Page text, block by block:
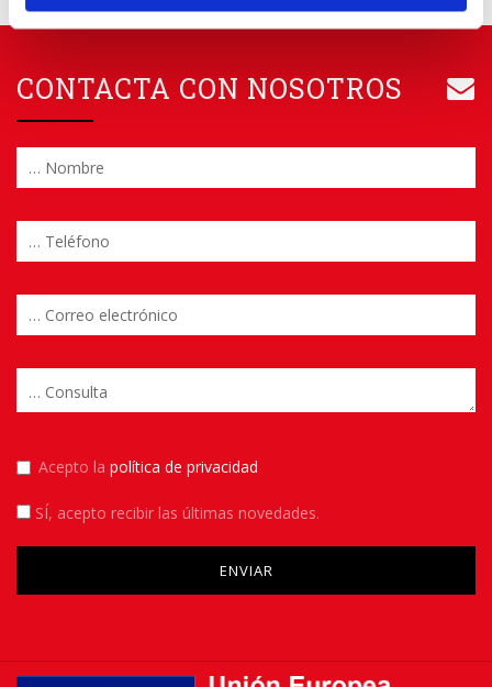
CONTACTA CON NOSOTROS
Acepto la política de privacidad
SÍ, acepto recibir las últimas novedades.
Please leave this field empty.